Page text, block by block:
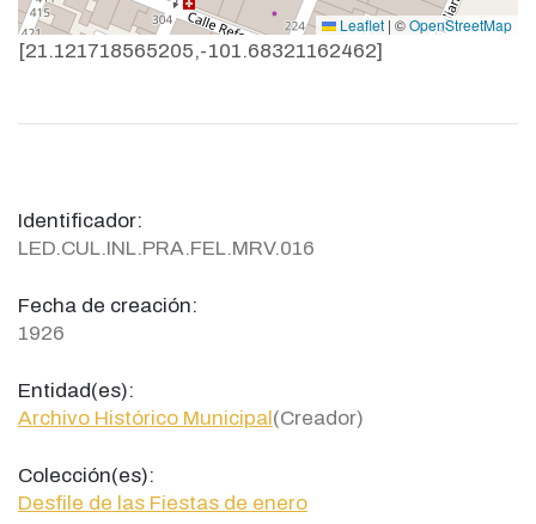
Leaflet | ©OpenStreetMap
[21.121718565205,-101.68321162462]
Identificador:
LED.CUL.INL.PRA.FEL.MRV.016
Fecha de creación:
1926
Entidad(es):
Archivo Histórico Municipal(Creador)
Colección(es):
Desfile de las Fiestas de enero